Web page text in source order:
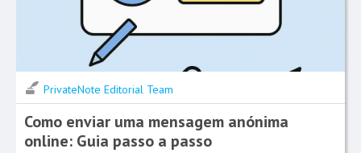
PrivateNote Editorial Team
Como enviar uma mensagem anónima
online: Guia passo a passo